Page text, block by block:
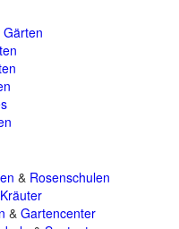
Gärten
& Rosenschulen
Kräuter
& Gartencenter